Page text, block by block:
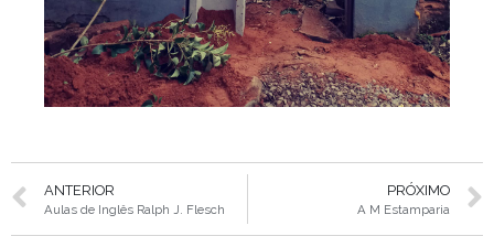
ANTERIOR
Aulas de Inglês Ralph J. Flesch
PRÓXIMO
A M Estamparia